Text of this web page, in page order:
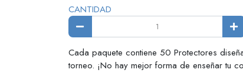
CANTIDAD
Cada paquete contiene 50 Protectores
torneo. ¡No hay mejor forma de enseñar tu